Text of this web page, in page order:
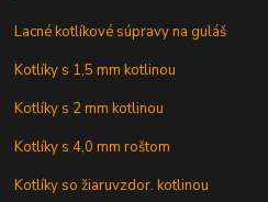
Lacné kotlíkové súpravy na guláš
Kotlíky s 1,5 mm kotlinou
Kotlíky s 2 mm kotlinou
Kotlíky s 4,0 mm roštom
Kotlíky so žiaruvzdor. kotlinou